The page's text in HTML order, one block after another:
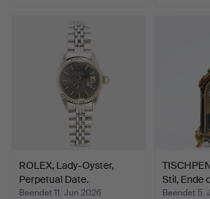
ROLEX, Lady-Oyster,
Perpetual Date.
Beendet 11. Jun 2026
Stil, Ende
Beendet 5.